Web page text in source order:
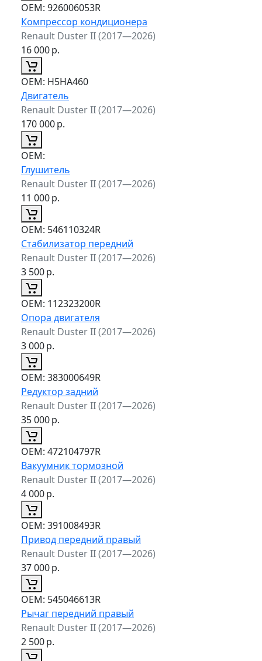
ОЕМ: 926006053R
Компрессор кондиционера
Renault Duster II (2017—2026)
16 000р.
ОЕМ: H5HA460
Двигатель
Renault Duster II (2017—2026)
170 000р.
ОЕМ:
Глушитель
Renault Duster II (2017—2026)
11 000р.
ОЕМ: 546110324R
Стабилизатор передний
Renault Duster II (2017—2026)
3 500р.
ОЕМ: 112323200R
Опора двигателя
Renault Duster II (2017—2026)
3 000р.
ОЕМ: 383000649R
Редуктор задний
Renault Duster II (2017—2026)
35 000р.
ОЕМ: 472104797R
Вакуумник тормозной
Renault Duster II (2017—2026)
4 000р.
ОЕМ: 391008493R
Привод передний правый
Renault Duster II (2017—2026)
37 000р.
ОЕМ: 545046613R
Рычаг передний правый
Renault Duster II (2017—2026)
2 500р.